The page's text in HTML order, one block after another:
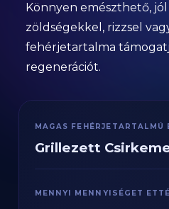
Könnyen emészthető,
zöldségekkel, rizzsel
fehérjetartalma
regenerációt.
MAGAS FEHÉRJETARTALMÚ
Grillezett
MENNYI MENNYISÉGET